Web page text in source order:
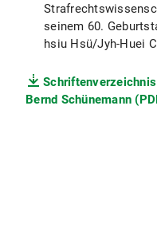
seinem 60.
hsiu Hsü/Jyh-Huei
Bernd Schünemann